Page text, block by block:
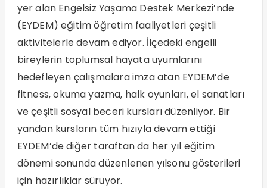
yer alan Engelsiz Yaşama Destek Merkezi’nde
(EYDEM) eğitim öğretim faaliyetleri çeşitli
aktivitelerle devam ediyor. İlçedeki engelli
bireylerin toplumsal hayata uyumlarını
hedefleyen çalışmalara imza atan EYDEM’de
fitness, okuma yazma, halk oyunları, el sanatları
ve çeşitli sosyal beceri kursları düzenliyor. Bir
yandan kursların tüm hızıyla devam ettiği
EYDEM’de diğer taraftan da her yıl eğitim
dönemi sonunda düzenlenen yılsonu gösterileri
için hazırlıklar sürüyor.